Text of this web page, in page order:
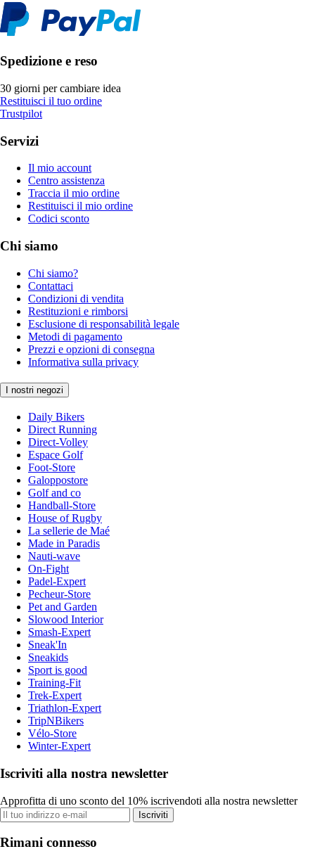
Spedizione e reso
30 giorni per cambiare idea
Restituisci il tuo ordine
Trustpilot
Servizi
Il mio account
Centro assistenza
Traccia il mio ordine
Restituisci il mio ordine
Codici sconto
Chi siamo
Chi siamo?
Contattaci
Condizioni di vendita
Restituzioni e rimborsi
Esclusione di responsabilità legale
Metodi di pagamento
Prezzi e opzioni di consegna
Informativa sulla privacy
I nostri negozi
Daily Bikers
Direct Running
Direct-Volley
Espace Golf
Foot-Store
Galoppostore
Golf and co
Handball-Store
House of Rugby
La sellerie de Maé
Made in Paradis
Nauti-wave
On-Fight
Padel-Expert
Pecheur-Store
Pet and Garden
Slowood Interior
Smash-Expert
Sneak'In
Sneakids
Sport is good
Training-Fit
Trek-Expert
Triathlon-Expert
TripNBikers
Vélo-Store
Winter-Expert
Iscriviti alla nostra newsletter
Approfitta di uno sconto del 10% iscrivendoti alla nostra newsletter
Iscriviti
Rimani connesso